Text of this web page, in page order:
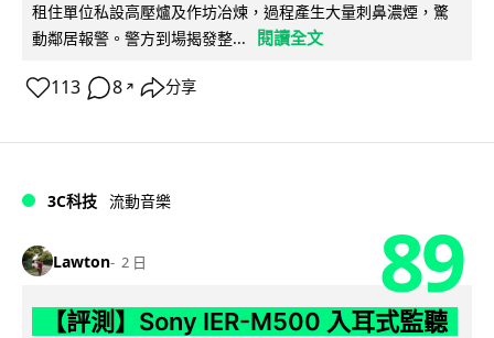
租住單位私設高壓爐及作坊冶煉，過程產生大量刺鼻濃煙，驚
動鄰居報警。警方到場揭發整...
閱讀全文
113 8 ↗ 分享
3C科技 流動音樂
Lawton 2 日 89
【評測】Sony IER-M500 入耳式監聽